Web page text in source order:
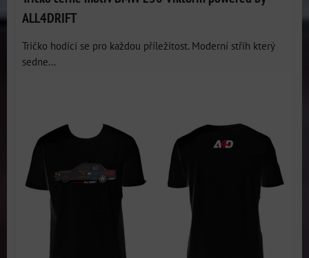
ALL4DRIFT
Tričko hodící se pro každou příležitost. Moderní střih který
sedne...